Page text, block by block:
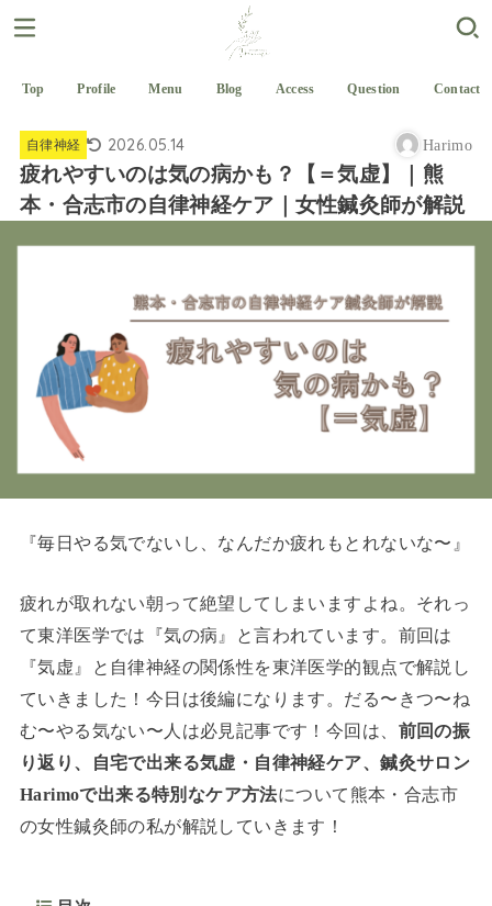
Top Profile Menu Blog Access Question Contact
自律神経 2026.05.14 Harimo
疲れやすいのは気の病かも？【＝気虚】｜熊
本・合志市の自律神経ケア｜女性鍼灸師が解説
『毎日やる気でないし、なんだか疲れもとれないな〜』
疲れが取れない朝って絶望してしまいますよね。それっ
て東洋医学では『気の病』と言われています。前回は
『気虚』と自律神経の関係性を東洋医学的観点で解説し
ていきました！今日は後編になります。だる〜きつ〜ね
む〜やる気ない〜人は必見記事です！今回は、 前回の振
り返り、自宅で出来る気虚・自律神経ケア、鍼灸サロン
Harimoで出来る特別なケア方法について熊本・合志市
の女性鍼灸師の私が解説していきます！